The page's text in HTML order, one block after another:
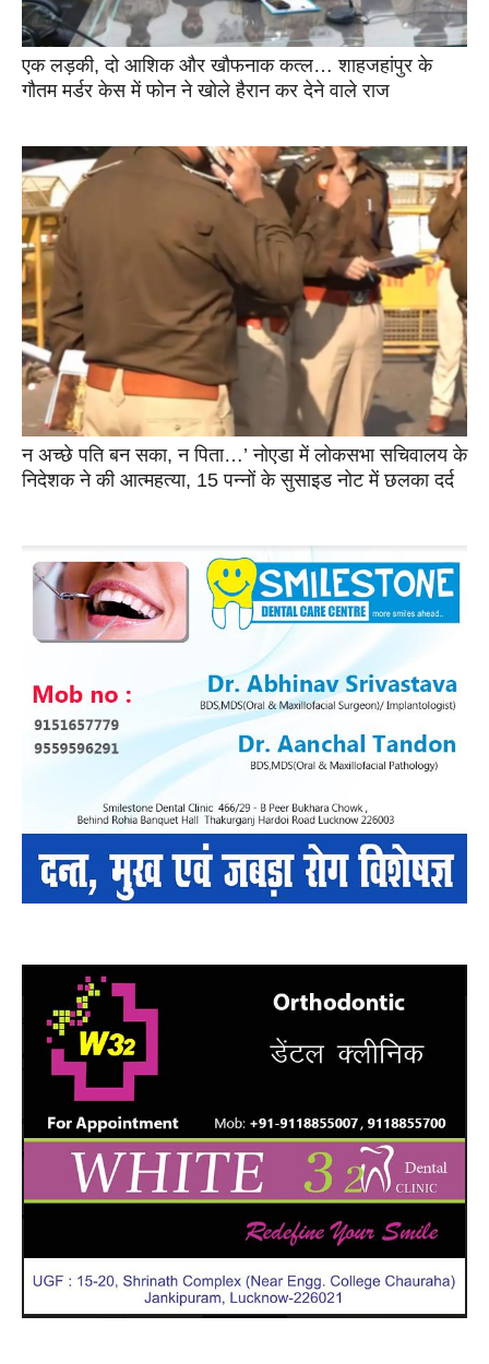
एक लड़की, दो आशिक और खौफनाक कत्ल… शाहजहांपुर के
गौतम मर्डर केस में फोन ने खोले हैरान कर देने वाले राज
न अच्छे पति बन सका, न पिता…’ नोएडा में लोकसभा सचिवालय के
निदेशक ने की आत्महत्या, 15 पन्नों के सुसाइड नोट में छलका दर्द